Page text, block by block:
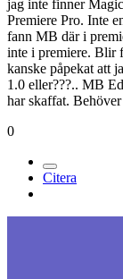
jag inte finner
Premiere Pro. Inte
fann MB där i
inte i premiere. Blir
kanske påpekat att
1.0 eller???.. MB
har skaffat.
0
Citera